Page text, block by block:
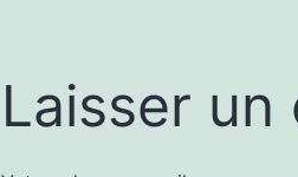
Laisser